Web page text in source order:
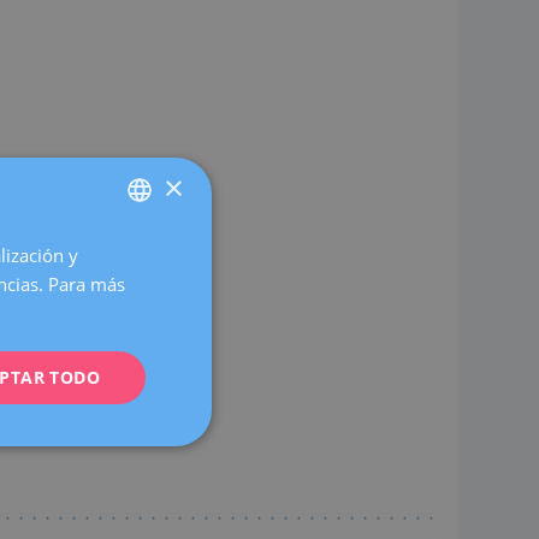
Madrid.
CATALÀ
FRENCH
×
y
Para más
TODO